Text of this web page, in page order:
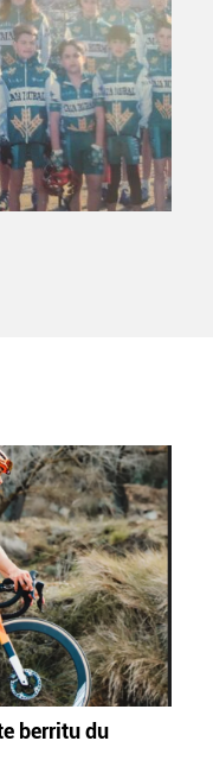
berritu du